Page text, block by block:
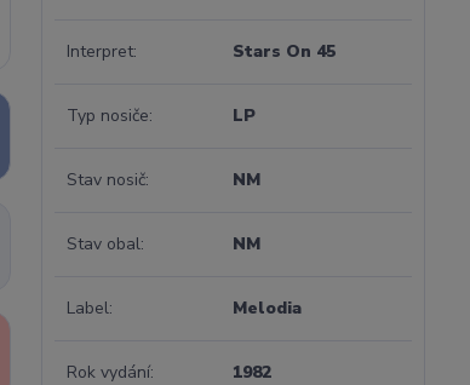
Interpret Stars On 45
Typ nosiče LP
Stav nosič NM
Stav obal NM
Label Melodia
Rok vydání 1982